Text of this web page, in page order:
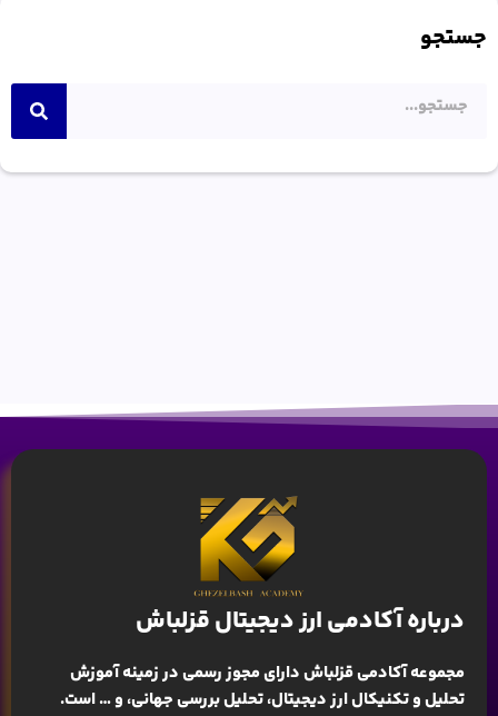
جستجو
درباره آکادمی ارز دیجیتال قزلباش
مجموعه آکادمی قزلباش دارای مجوز رسمی در زمینهآموزش
تحلیل و تکنیکال ارز دیجیتال، تحلیل بررسی جهانی، و … است.